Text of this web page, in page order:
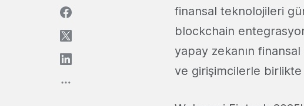
finansal teknolojileri
blockchain
yapay zekanın
ve girişimcilerle birlikte